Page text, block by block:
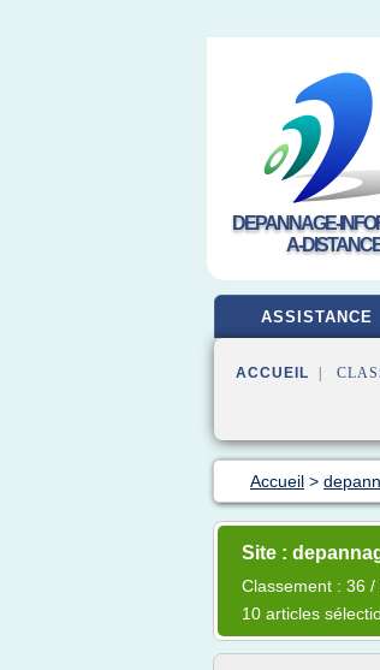
DEPANNAGE-
A-
ASSISTANCE
ACCUEIL |
Accueil >
Site :
Classement : 36 /
10 articles